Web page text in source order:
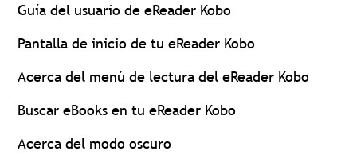
Guía del usuario de eReader Kobo
Pantalla de inicio de tu eReader Kobo
Acerca del menú de lectura del eReader Kobo
Buscar eBooks en tu eReader Kobo
Acerca del modo oscuro